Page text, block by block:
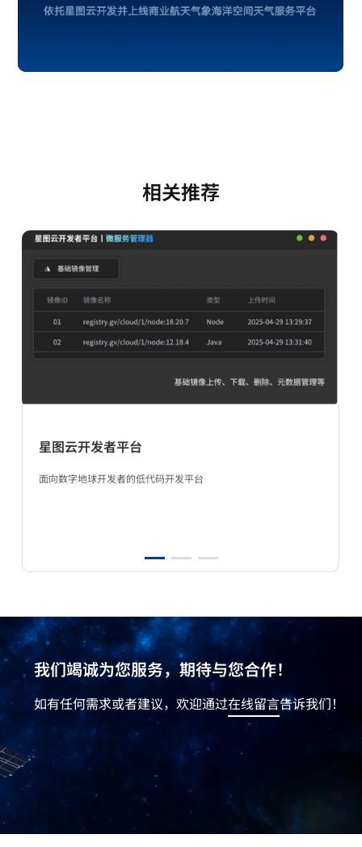
相关推荐
星图云开发者平台
面向数字地球开发者的低代码开发平台
我们竭诚为您服务，期待与您合作！
如有任何需求或者建议，欢迎通过在线留言告诉我们！